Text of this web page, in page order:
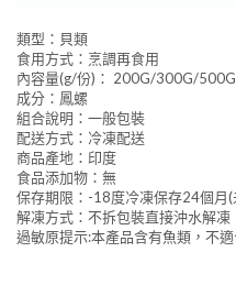
類型：貝類
食用方式：烹調再食用
內容量(g/份)： 200G/300G/
成分：鳳螺
組合說明：一般包裝
配送方式：冷凍配送
商品產地：印度
食品添加物：無
保存期限：-18度冷凍保存24個月
解凍方式：不拆包裝直接沖水解凍
過敏原提示:本產品含有魚類，不